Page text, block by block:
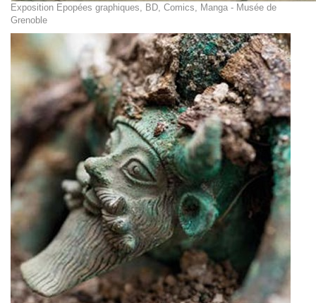
Exposition Epopées graphiques, BD, Comics, Manga - Musée de
Grenoble